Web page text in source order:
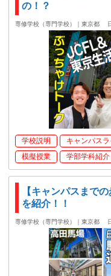
の！？
専修学校（専門学校）｜東京都
学校説明 キャンパスラ
模擬授業
学部学科紹介
【キャンパスまで
を紹介！！
専修学校（専門学校）｜東京都